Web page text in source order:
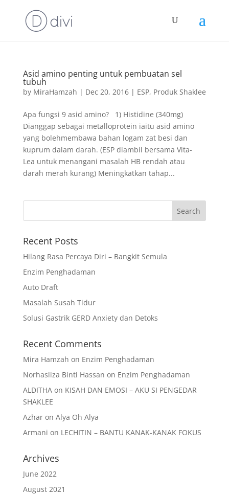
Asid amino penting untuk pembuatan sel
tubuh
by MiraHamzah | Dec 20, 2016| ESP, Produk Shaklee
Apa fungsi 9 asid amino? 1) Histidine (340mg)
Dianggap sebagai metalloprotein iaitu asid amino
yang bolehmembawa bahan logam zat besi dan
kuprum dalam darah. (ESP diambil bersama Vita-
Lea untuk menangani masalah HB rendah atau
darah merah kurang) Meningkatkan tahap...
Recent Posts
Hilang Rasa Percaya Diri – Bangkit Semula
Enzim Penghadaman
Auto Draft
Masalah Susah Tidur
Solusi Gastrik GERD Anxiety dan Detoks
Recent Comments
Mira Hamzah on Enzim Penghadaman
Norhasliza Binti Hassan on Enzim Penghadaman
ALDITHAon KISAH DAN EMOSI – AKU SI PENGEDAR
SHAKLEE
Azharon Alya Oh Alya
Armani on LECHITIN – BANTU KANAK-KANAK FOKUS
Archives
June 2022
August 2021